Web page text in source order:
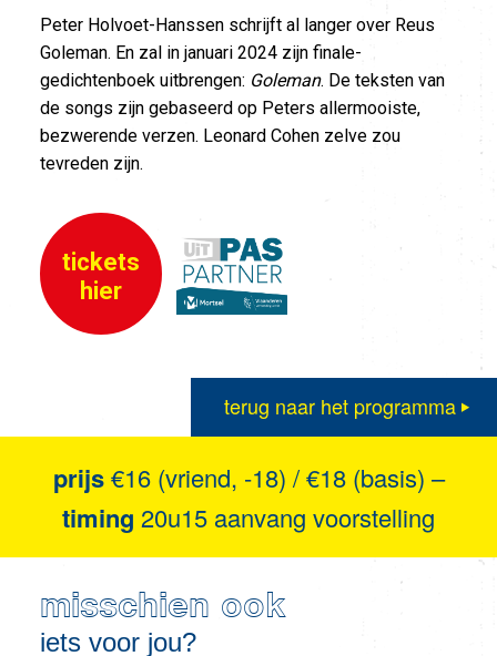
Peter Holvoet-Hanssen schrijft al langer over Reus
Goleman. En zal in januari 2024 zijn finale-
gedichtenboek uitbrengen: Goleman. De teksten van
de songs zijn gebaseerd op Peters allermooiste,
bezwerende verzen. Leonard Cohen zelve zou
tevreden zijn.
tickets
hier
terug naar het programma
prijs€16 (vriend, -18) / €18 (basis) –
timing 20u15 aanvang voorstelling
misschien ook
iets voor jou?